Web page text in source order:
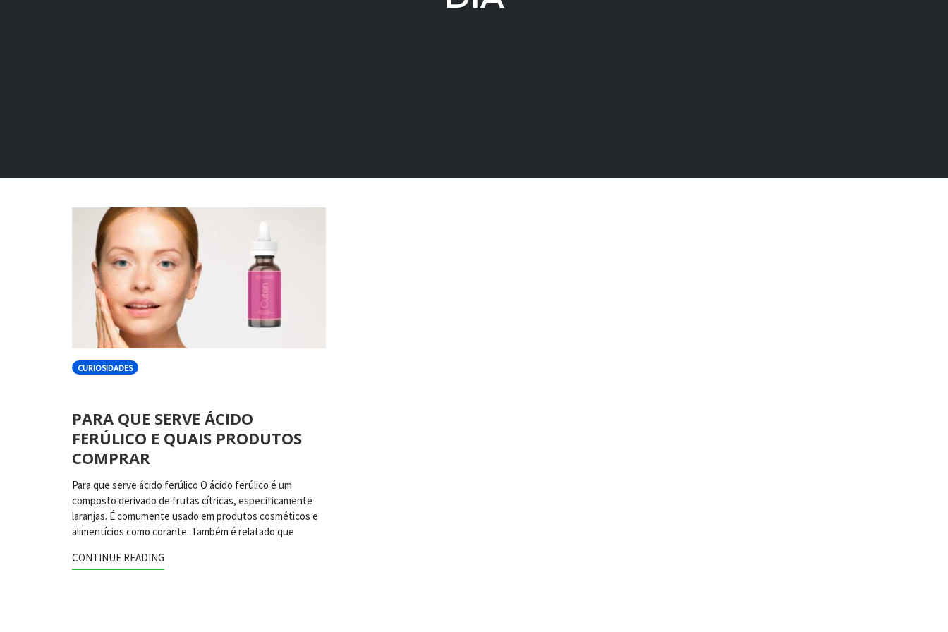
CURIOSIDADES
PARA QUE SERVE ÁCIDO
FERÚLICO E QUAIS PRODUTOS
COMPRAR
Para que serve ácido ferúlico O ácido ferúlico é um
composto derivado de frutas cítricas, especificamente
laranjas. É comumente usado em produtos cosméticos e
alimentícios como corante. Também é relatado que
CONTINUE READING